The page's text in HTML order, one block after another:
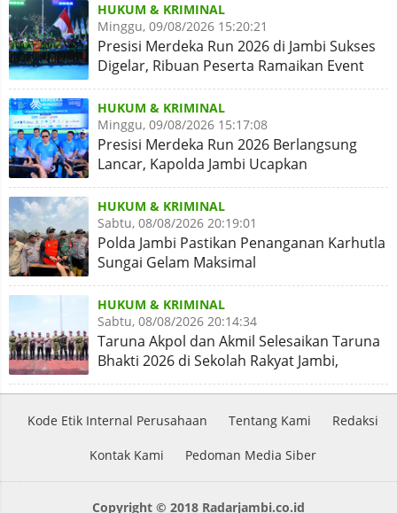
HUKUM & KRIMINAL
Minggu, 09/08/2026 15:20:21
Presisi Merdeka Run 2026 di Jambi Sukses
Digelar, Ribuan Peserta Ramaikan Event
Nasional
HUKUM & KRIMINAL
Minggu, 09/08/2026 15:17:08
Presisi Merdeka Run 2026 Berlangsung
Lancar, Kapolda Jambi Ucapkan
Terimakasih dan Apresiasi
HUKUM & KRIMINAL
Sabtu, 08/08/2026 20:19:01
Polda Jambi Pastikan Penanganan Karhutla
Sungai Gelam Maksimal
HUKUM & KRIMINAL
Sabtu, 08/08/2026 20:14:34
Taruna Akpol dan Akmil Selesaikan Taruna
Bhakti 2026 di Sekolah Rakyat Jambi,
Kegiatan Aman Lancar
Kode Etik Internal Perusahaan Tentang Kami Redaksi
Kontak Kami Pedoman Media Siber
Copyright © 2018 Radarjambi.co.id